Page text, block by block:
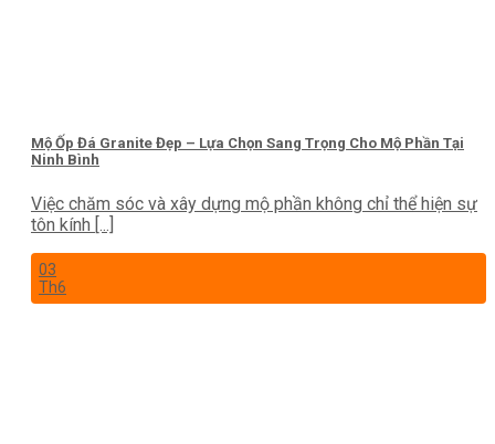
Mộ Ốp Đá Granite Đẹp – Lựa Chọn Sang Trọng Cho Mộ Phần Tại
Ninh Bình
Việc chăm sóc và xây dựng mộ phần không chỉ thể hiện sự
tôn kính [...]
03
Th6